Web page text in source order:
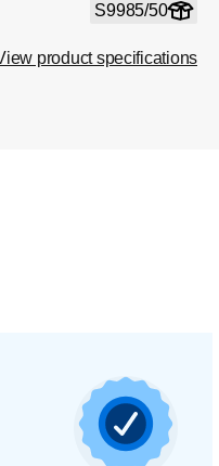
S9985/50
View product specifications